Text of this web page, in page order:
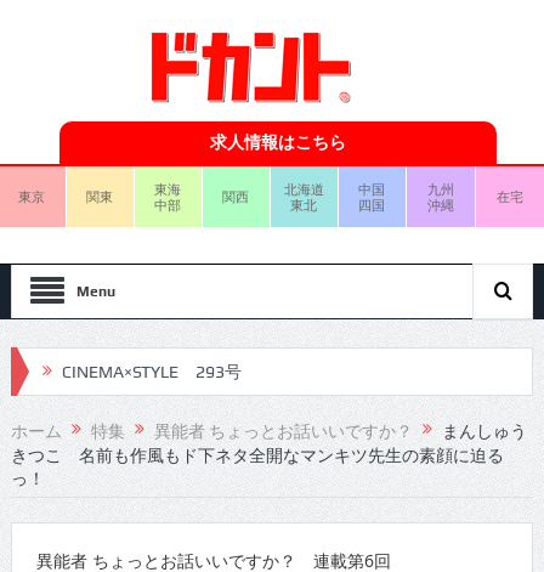
求人情報はこちら
東京 関東
東海
中部
関西
北海道
東北
中国
四国
九州
沖縄
在宅
Menu
CINEMA×STYLE 293号
CINEMA×STYLE 292号
CINEMA×STYLE 291号
CINEMA×STYLE 290号
CINEMA×STYLE 289号
ホーム 特集 異能者 ちょっとお話いいですか？
まんしゅう
きつこ 名前も作風もド下ネタ全開なマンキツ先生の素顔に迫る
っ！
異能者 ちょっとお話いいですか？ 連載第6回